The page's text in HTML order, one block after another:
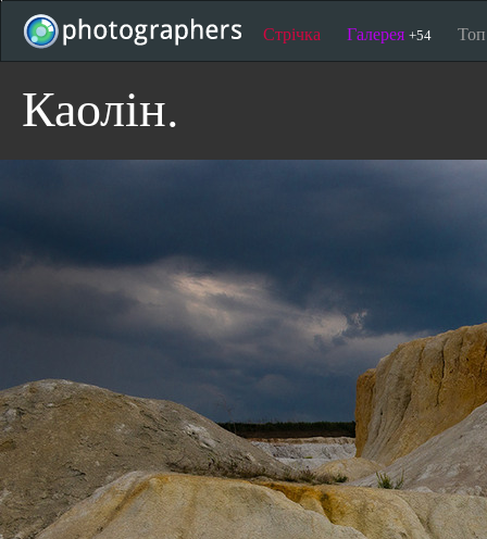
Стрічка Галерея +54
Каолін.